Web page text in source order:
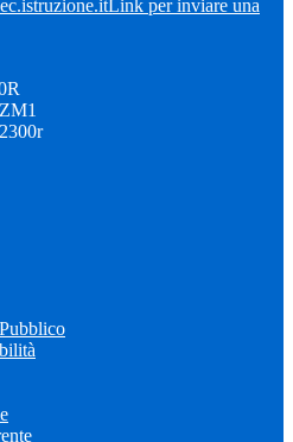
Link per inviare una